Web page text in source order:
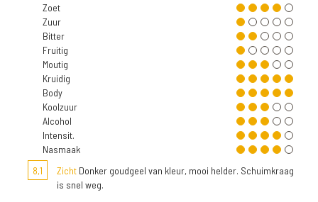
Zoet
Zuur
Bitter
Fruitig
Moutig
Kruidig
Body
Koolzuur
Alcohol
Intensit.
Nasmaak
8,1
Zicht Donker goudgeel van kleur, mooi helder. Schuimkraag
is snel weg.